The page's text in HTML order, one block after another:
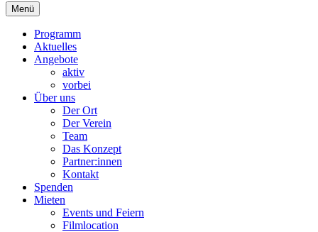
Primäres
Menü
Menü
Programm
Aktuelles
Angebote
aktiv
vorbei
Über uns
Der Ort
Der Verein
Team
Das Konzept
Partner:innen
Kontakt
Spenden
Mieten
Events und Feiern
Filmlocation